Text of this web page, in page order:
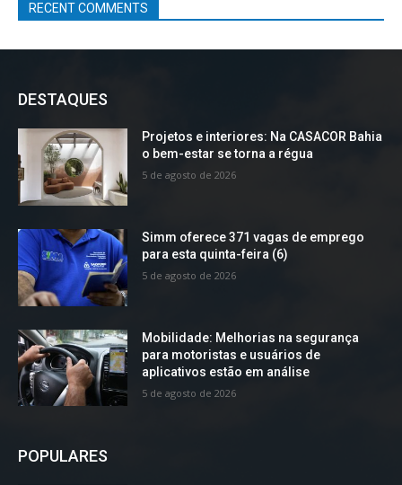
RECENT COMMENTS
DESTAQUES
Projetos e interiores: Na CASACOR Bahia
o bem-estar se torna a régua
5 de agosto de 2026
Simm oferece 371 vagas de emprego
para esta quinta-feira (6)
5 de agosto de 2026
Mobilidade: Melhorias na segurança
para motoristas e usuários de
aplicativos estão em análise
5 de agosto de 2026
POPULARES